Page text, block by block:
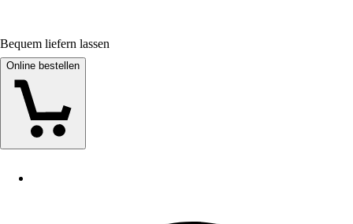
Bequem liefern lassen
Online bestellen